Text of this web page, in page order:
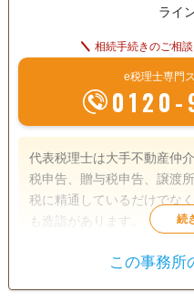
ライ
相続手続きのご相
e税理士専門
0120-
代表税理士は大手不動産仲
税申告、贈与税申告、譲渡
税に精通しているだけでな
も造詣があります。 １度き
活用できる一助となれるよ
この事務所